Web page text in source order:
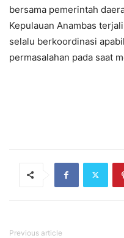
bersama pemerintah
Kepulauan Anambas
selalu berkoordinasi
permasalahan pada saat
Previous article